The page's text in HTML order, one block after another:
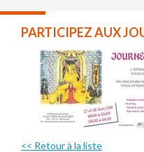
PARTICIPEZ AUX
<< Retour à la liste